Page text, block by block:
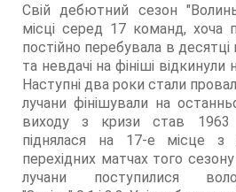
Свій дебютний сезон
місці серед 17 команд, хоча
постійно перебувала в
та невдачі на фініші
Наступні два роки стали
лучани фінішували на
виходу з кризи став 1963
піднялася на 17-е місце
перехідних матчах того
лучани поступилися